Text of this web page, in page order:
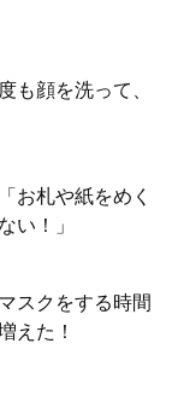
も顔を洗って、
お札や紙をめく
い！」
スクをする時間
えた！